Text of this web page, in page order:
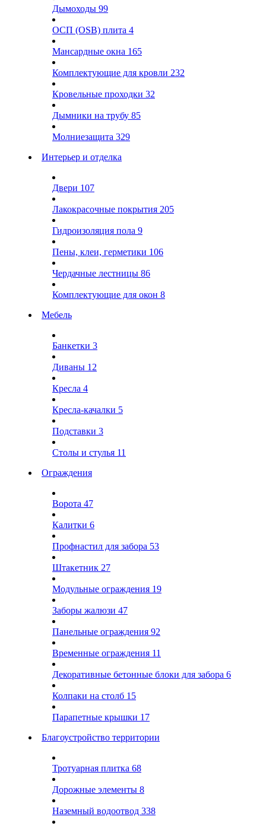
Дымоходы 99
ОСП (OSB) плита 4
Мансардные окна 165
Комплектующие для кровли 232
Кровельные проходки 32
Дымники на трубу 85
Молниезащита 329
Интерьер и отделка
Двери 107
Лакокрасочные покрытия 205
Гидроизоляция пола 9
Пены, клеи, герметики 106
Чердачные лестницы 86
Комплектующие для окон 8
Мебель
Банкетки 3
Диваны 12
Кресла 4
Кресла-качалки 5
Подставки 3
Столы и стулья 11
Ограждения
Ворота 47
Калитки 6
Профнастил для забора 53
Штакетник 27
Модульные ограждения 19
Заборы жалюзи 47
Панельные ограждения 92
Временные ограждения 11
Декоративные бетонные блоки для забора 6
Колпаки на столб 15
Парапетные крышки 17
Благоустройство территории
Тротуарная плитка 68
Дорожные элементы 8
Наземный водоотвод 338